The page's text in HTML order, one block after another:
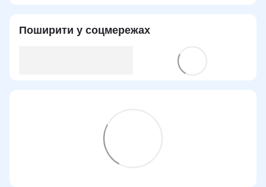
Поширити у соцмережах